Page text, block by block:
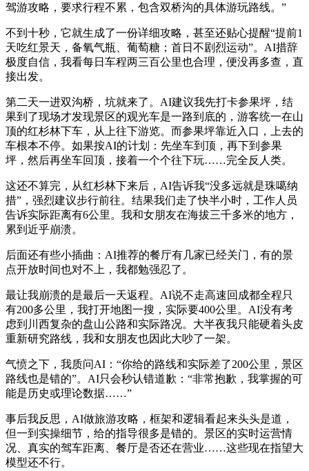
驾游攻略，要求行程不累，包含双桥沟的具体游玩路线。”
不到十秒，它就生成了一份详细攻略，甚至还贴心提醒“提前1
天吃红景天，备氧气瓶、葡萄糖；首日不剧烈运动”。AI措辞
极度自信，我看每日车程两三百公里也合理，便没再多查，直
接出发。
第二天一进双沟桥，坑就来了。AI建议我先打卡参果坪，结
果到了现场才发现景区的观光车是一路到底的，游客统一在山
顶的红杉林下车，从上往下游览。而参果坪靠近入口，上去的
车根本不停。如果按AI的计划：先坐车到顶，再下到参果
坪，然后再坐车回顶，接着一个个往下玩……完全反人类。
这还不算完，从红杉林下来后，AI告诉我“没多远就是珠噶纳
措”，强烈建议步行前往。结果我们走了快半小时，工作人员
告诉实际距离有6公里。我和女朋友在海拔三千多米的地方，
累到近乎崩溃。
后面还有些小插曲：AI推荐的餐厅有几家已经关门，有的景
点开放时间也对不上，我都勉强忍了。
最让我崩溃的是最后一天返程。AI说不走高速回成都全程只
有200多公里，我打开地图一搜，实际要400公里。AI没有考
虑到川西复杂的盘山公路和实际路况。大半夜我只能硬着头皮
重新研究路线，我和女朋友也因此大吵了一架。
气愤之下，我质问AI：“你给的路线和实际差了200公里，景区
路线也是错的”。AI只会秒认错道歉：“非常抱歉，我掌握的可
能是历史或理论数据……”
事后我反思，AI做旅游攻略，框架和逻辑看起来头头是道，
但一到实操细节，给的指导很多是错的。景区的实时运营情
况、真实的驾车距离、餐厅是否还在营业……这些现在指望大
模型还不行。